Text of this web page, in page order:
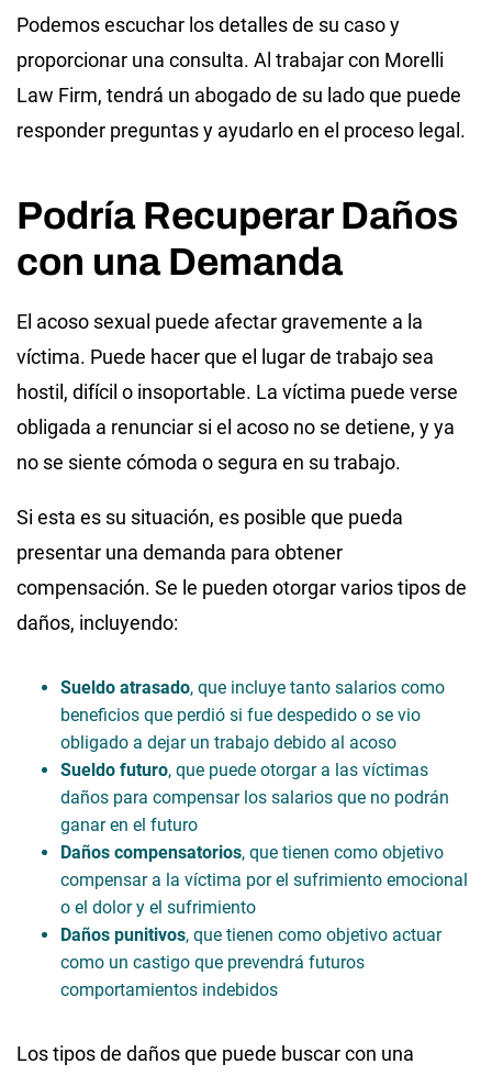
Podemos escuchar los detalles de su caso y
proporcionar una consulta. Al trabajar con Morelli
Law Firm, tendrá un abogado de su lado que puede
responder preguntas y ayudarlo en el proceso legal.
Podría Recuperar Daños
con una Demanda
El acoso sexual puede afectar gravemente a la
víctima. Puede hacer que el lugar de trabajo sea
hostil, difícil o insoportable. La víctima puede verse
obligada a renunciar si el acoso no se detiene, y ya
no se siente cómoda o segura en su trabajo.
Si esta es su situación, es posible que pueda
presentar una demanda para obtener
compensación. Se le pueden otorgar varios tipos de
daños, incluyendo:
Sueldo atrasado, que incluye tanto salarios como
beneficios que perdió si fue despedido o se vio
obligado a dejar un trabajo debido al acoso
Sueldo futuro, que puede otorgar a las víctimas
daños para compensar los salarios que no podrán
ganar en el futuro
Daños compensatorios, que tienen como objetivo
compensar a la víctima por el sufrimiento emocional
o el dolor y el sufrimiento
Daños punitivos, que tienen como objetivo actuar
como un castigo que prevendrá futuros
comportamientos indebidos
Los tipos de daños que puede buscar con una